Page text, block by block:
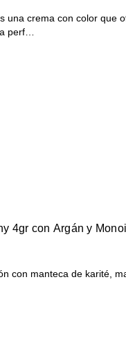
una crema con color que
perf…
4gr con Argán y Monoi